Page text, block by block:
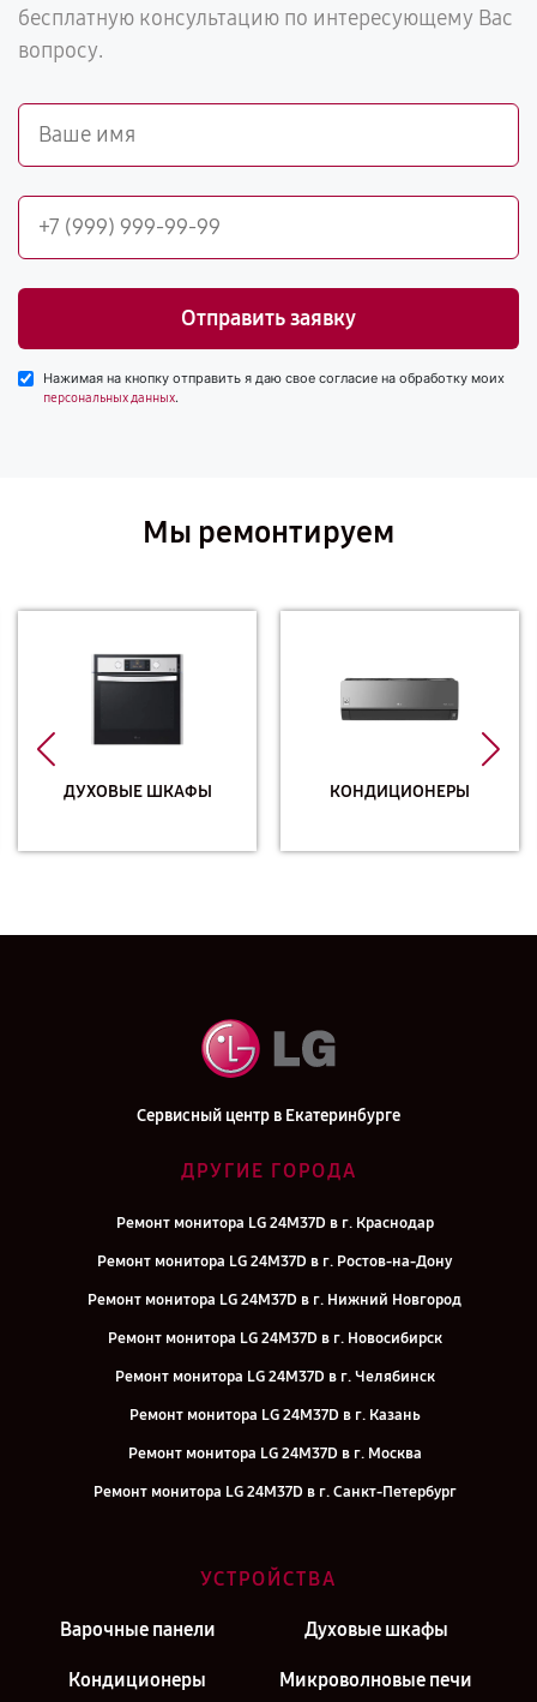
бесплатную консультацию по интересующему Вас
вопросу.
Отправить заявку
Нажимая на кнопку отправить я даю свое согласие на обработку моих
персональных данных.
Мы ремонтируем
ДУХОВЫЕ ШКАФЫ КОНДИЦИОНЕРЫ
Сервисный центр в Екатеринбурге
ДРУГИЕ ГОРОДА
Ремонт монитора LG 24M37D в г. Краснодар
Ремонт монитора LG 24M37D в г. Ростов-на-Дону
Ремонт монитора LG 24M37D в г. Нижний Новгород
Ремонт монитора LG 24M37D в г. Новосибирск
Ремонт монитора LG 24M37D в г. Челябинск
Ремонт монитора LG 24M37D в г. Казань
Ремонт монитора LG 24M37D в г. Москва
Ремонт монитора LG 24M37D в г. Санкт-Петербург
УСТРОЙСТВА
Варочные панели Духовые шкафы
Кондиционеры Микроволновые печи